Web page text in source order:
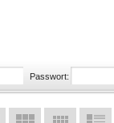
Passwort: